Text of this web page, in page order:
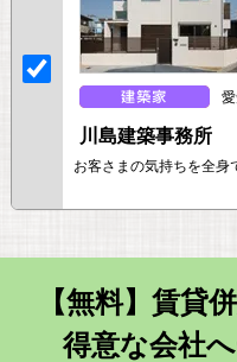
川島建築事務所
お客さまの気持ちを全身
【無料】賃貸
得意な会社